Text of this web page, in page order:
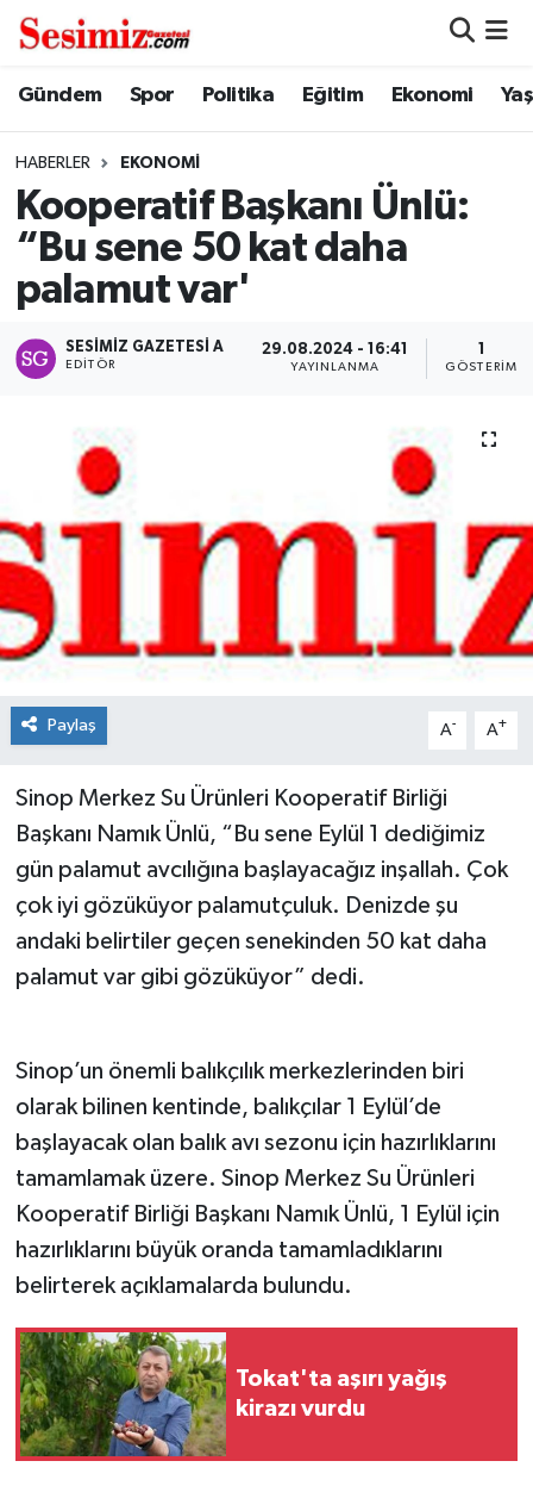
Gündem Spor Politika Eğitim Ekonomi
HABERLER EKONOMI
Kooperatif Başkanı Ünlü:
“Bu sene 50 kat daha
palamut var'
SESIMIZ GAZETESI A
EDITÖR
29.08.2024 - 16:41
YAYINLANMA GÖSTERIM
Paylaş A- A+
Sinop Merkez Su Ürünleri Kooperatif Birliği
Başkanı Namık Ünlü, “Bu sene Eylül 1 dediğimiz
gün palamut avcılığına başlayacağız inşallah. Çok
çok iyi gözüküyor palamutçuluk. Denizde şu
andaki belirtiler geçen senekinden 50 kat daha
palamut var gibi gözüküyor” dedi.
Sinop’un önemli balıkçılık merkezlerinden biri
olarak bilinen kentinde, balıkçılar 1 Eylül’de
başlayacak olan balık avı sezonu için hazırlıklarını
tamamlamak üzere. Sinop Merkez Su Ürünleri
Kooperatif Birliği Başkanı Namık Ünlü, 1 Eylül için
hazırlıklarını büyük oranda tamamladıklarını
belirterek açıklamalarda bulundu.
Tokat'ta aşırı yağış
kirazı vurdu
Dünya
Ekonomi
Genel
Gündem
Politika
Sağlık
Spor
Teknoloji
Nöbetçi Eczaneler
Namaz Vakitleri
Trafik Durumu
Süper Lig Puan Durumu ve Fikstür
Son Dakika Haberleri
Haber Arşivi